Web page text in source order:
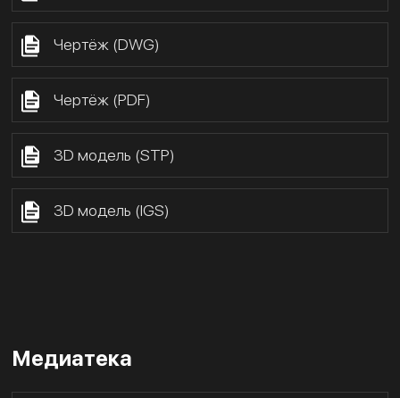
Чертёж (DWG)
Чертёж (PDF)
3D модель (STP)
3D модель (IGS)
Медиатека